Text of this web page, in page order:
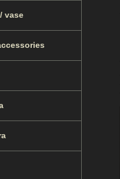
vase